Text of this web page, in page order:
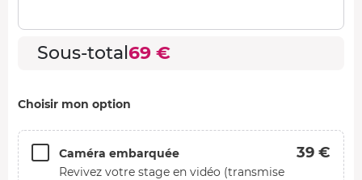
Sous-total69 €
Choisir mon option
Caméra embarquée
Revivez votre stage en vidéo (transmise
39 €